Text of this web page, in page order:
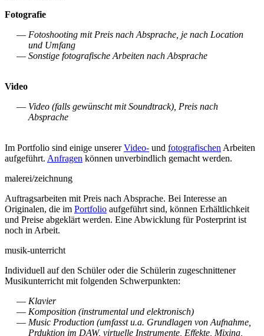
Fotografie
Fotoshooting mit Preis nach Absprache, je nach Location
und Umfang
Sonstige fotografische Arbeiten nach Absprache
Video
Video (falls gewünscht mit Soundtrack), Preis nach
Absprache
Im Portfolio sind einige unsererVideo- und fotografischen Arbeiten
aufgeführt. Anfragen können unverbindlich gemacht werden.
malerei/zeichnung
Auftragsarbeiten mit Preis nach Absprache. Bei Interesse an
Originalen, die im Portfolio aufgeführt sind, können Erhältlichkeit
und Preise abgeklärt werden. Eine Abwicklung für Posterprint ist
noch in Arbeit.
musik-unterricht
Individuell auf den Schüler oder die Schülerin zugeschnittener
Musikunterricht mit folgenden Schwerpunkten:
Klavier
Komposition (instrumental und elektronisch)
Music Production (umfasst u.a. Grundlagen von Aufnahme,
Prduktion im DAW, virtuelle Instrumente, Effekte, Mixing,